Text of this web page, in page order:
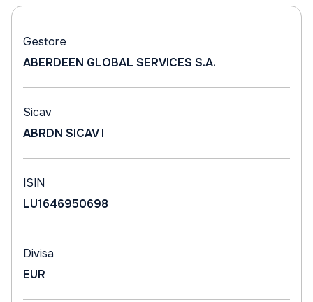
Gestore
ABERDEEN GLOBAL SERVICES S.A.
Sicav
ABRDN SICAV I
ISIN
LU1646950698
Divisa
EUR